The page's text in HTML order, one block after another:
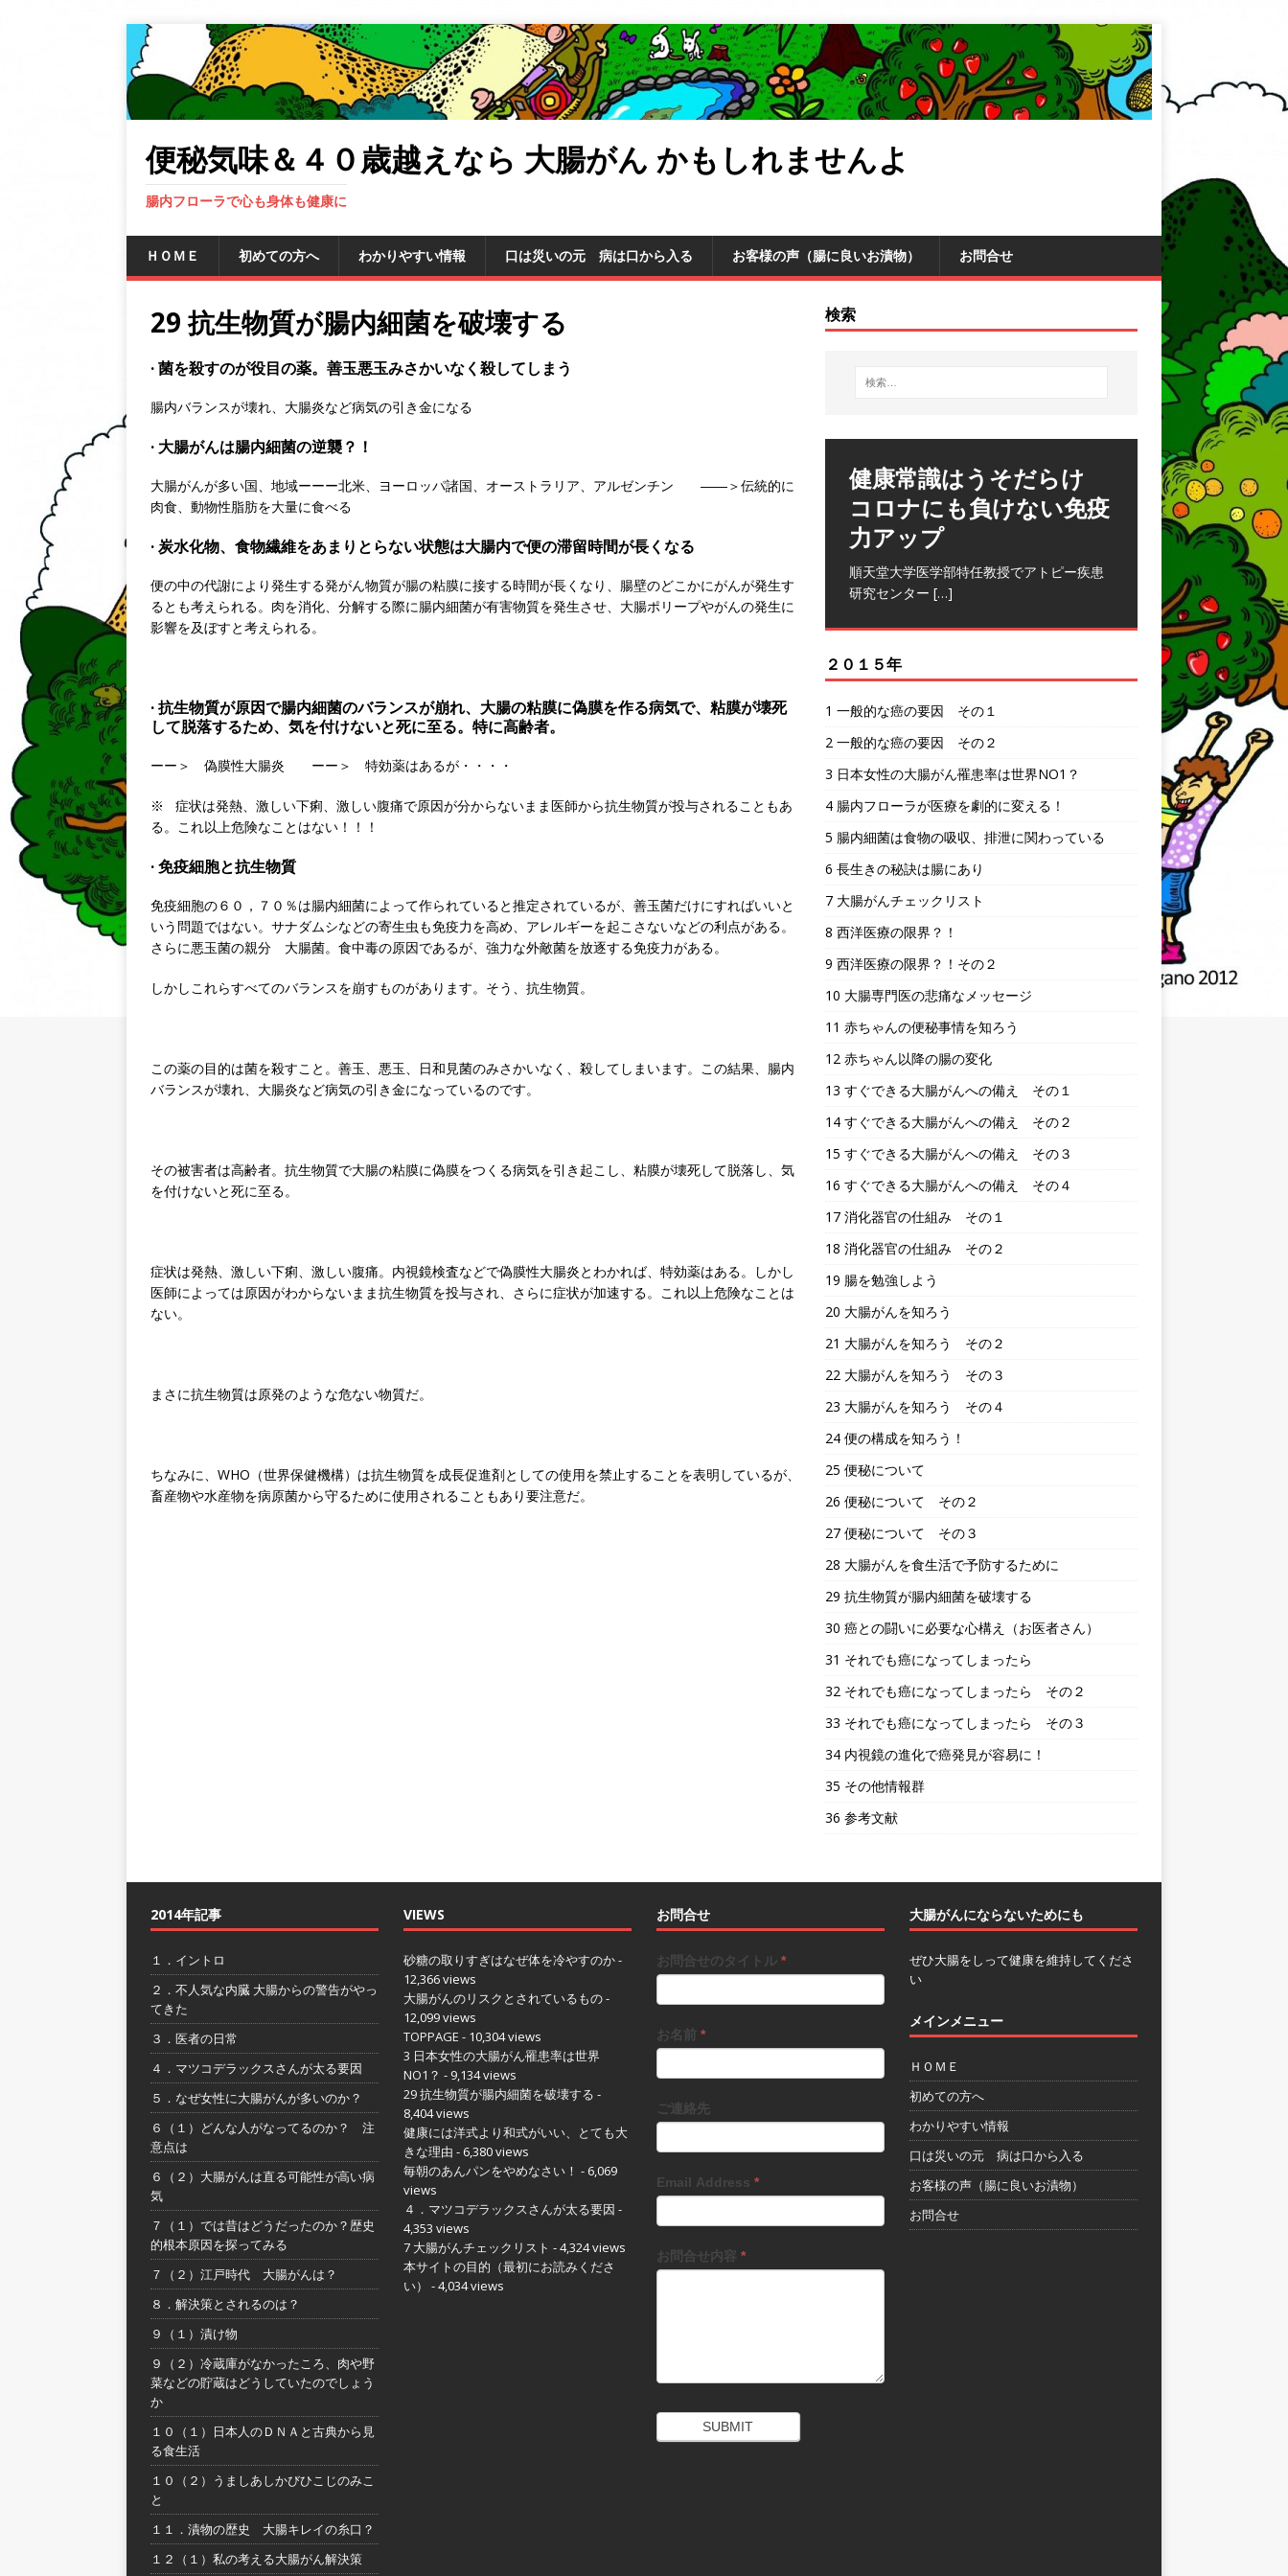
便秘気味＆４０歳越えなら 大腸がん かもしれませんよ
腸内フローラで心も身体も健康に
ＨＯＭＥ 初めての方へ わかりやすい情報 口は災いの元 病は口から入る お客様の声（腸に良いお漬物） お問合せ
29 抗生物質が腸内細菌を破壊する
· 菌を殺すのが役目の薬。善玉悪玉みさかいなく殺してしまう
腸内バランスが壊れ、大腸炎など病気の引き金になる
· 大腸がんは腸内細菌の逆襲？！
大腸がんが多い国、地域ーーー北米、ヨーロッパ諸国、オーストラリア、アルゼンチン ――＞伝統的に
肉食、動物性脂肪を大量に食べる
· 炭水化物、食物繊維をあまりとらない状態は大腸内で便の滞留時間が長くなる
便の中の代謝により発生する発がん物質が腸の粘膜に接する時間が長くなり、腸壁のどこかにがんが発生す
るとも考えられる。肉を消化、分解する際に腸内細菌が有害物質を発生させ、大腸ポリープやがんの発生に
影響を及ぼすと考えられる。
· 抗生物質が原因で腸内細菌のバランスが崩れ、大腸の粘膜に偽膜を作る病気で、粘膜が壊死
して脱落するため、気を付けないと死に至る。特に高齢者。
ーー＞ 偽膜性大腸炎 ーー＞ 特効薬はあるが・・・・
※ 症状は発熱、激しい下痢、激しい腹痛で原因が分からないまま医師から抗生物質が投与されることもあ
る。これ以上危険なことはない！！！
· 免疫細胞と抗生物質
免疫細胞の６０，７０％は腸内細菌によって作られていると推定されているが、善玉菌だけにすればいいと
いう問題ではない。サナダムシなどの寄生虫も免疫力を高め、アレルギーを起こさないなどの利点がある。
さらに悪玉菌の親分 大腸菌。食中毒の原因であるが、強力な外敵菌を放逐する免疫力がある。
しかしこれらすべてのバランスを崩すものがあります。そう、抗生物質。
この薬の目的は菌を殺すこと。善玉、悪玉、日和見菌のみさかいなく、殺してしまいます。この結果、腸内
バランスが壊れ、大腸炎など病気の引き金になっているのです。
その被害者は高齢者。抗生物質で大腸の粘膜に偽膜をつくる病気を引き起こし、粘膜が壊死して脱落し、気
を付けないと死に至る。
症状は発熱、激しい下痢、激しい腹痛。内視鏡検査などで偽膜性大腸炎とわかれば、特効薬はある。しかし
医師によっては原因がわからないまま抗生物質を投与され、さらに症状が加速する。これ以上危険なことは
ない。
まさに抗生物質は原発のような危ない物質だ。
ちなみに、WHO（世界保健機構）は抗生物質を成長促進剤としての使用を禁止することを表明しているが、
畜産物や水産物を病原菌から守るために使用されることもあり要注意だ。
検索
健康常識はうそだらけ
コロナにも負けない免疫
力アップ
順天堂大学医学部特任教授でアトピー疾患
研究センター […]
２０１５年
1 一般的な癌の要因 その１
2 一般的な癌の要因 その２
3 日本女性の大腸がん罹患率は世界NO1？
4 腸内フローラが医療を劇的に変える！
5 腸内細菌は食物の吸収、排泄に関わっている
6 長生きの秘訣は腸にあり
7 大腸がんチェックリスト
8 西洋医療の限界？！
9 西洋医療の限界？！その２
10 大腸専門医の悲痛なメッセージ
11 赤ちゃんの便秘事情を知ろう
12 赤ちゃん以降の腸の変化
13 すぐできる大腸がんへの備え その１
14 すぐできる大腸がんへの備え その２
15 すぐできる大腸がんへの備え その３
16 すぐできる大腸がんへの備え その４
17 消化器官の仕組み その１
18 消化器官の仕組み その２
19 腸を勉強しよう
20 大腸がんを知ろう
21 大腸がんを知ろう その２
22 大腸がんを知ろう その３
23 大腸がんを知ろう その４
24 便の構成を知ろう！
25 便秘について
26 便秘について その２
27 便秘について その３
28 大腸がんを食生活で予防するために
29 抗生物質が腸内細菌を破壊する
30 癌との闘いに必要な心構え（お医者さん）
31 それでも癌になってしまったら
32 それでも癌になってしまったら その２
33 それでも癌になってしまったら その３
34 内視鏡の進化で癌発見が容易に！
35 その他情報群
36 参考文献
2014年記事
１．イントロ
２．不人気な内臓 大腸からの警告がやっ
てきた
３．医者の日常
４．マツコデラックスさんが太る要因
５．なぜ女性に大腸がんが多いのか？
６（１）どんな人がなってるのか？ 注
意点は
６（２）大腸がんは直る可能性が高い病
気
７（１）では昔はどうだったのか？歴史
的根本原因を探ってみる
７（２）江戸時代 大腸がんは？
８．解決策とされるのは？
９（１）漬け物
９（２）冷蔵庫がなかったころ、肉や野
菜などの貯蔵はどうしていたのでしょう
か
１０（１）日本人のＤＮＡと古典から見
る食生活
１０（２）うましあしかびひこじのみこ
と
１１．漬物の歴史 大腸キレイの糸口？
１２（１）私の考える大腸がん解決策
VIEWS
砂糖の取りすぎはなぜ体を冷やすのか-
12,366 views
大腸がんのリスクとされているもの-
12,099 views
TOPPAGE - 10,304 views
3 日本女性の大腸がん罹患率は世界
NO1？ - 9,134 views
29 抗生物質が腸内細菌を破壊する -
8,404 views
健康には洋式より和式がいい、とても大
きな理由 - 6,380 views
毎朝のあんパンをやめなさい！ - 6,069
views
４．マツコデラックスさんが太る要因 -
4,353 views
7 大腸がんチェックリスト - 4,324 views
本サイトの目的（最初にお読みくださ
い）
- 4,034 views
お問合せ
お問合せのタイトル *
お名前 *
ご連絡先
Email Address *
お問合せ内容 *
大腸がんにならないためにも
ぜひ大腸をしって健康を維持してくださ
い
メインメニュー
ＨＯＭＥ
初めての方へ
わかりやすい情報
口は災いの元 病は口から入る
お客様の声（腸に良いお漬物）
お問合せ